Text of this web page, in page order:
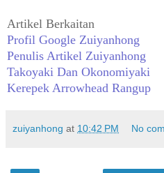
Artikel Berkaitan
Profil Google Zuiyanhong
Penulis Artikel Zuiyanhong
Takoyaki Dan Okonomiyaki
Kerepek Arrowhead Rangup
zuiyanhong at 10:42 PM No